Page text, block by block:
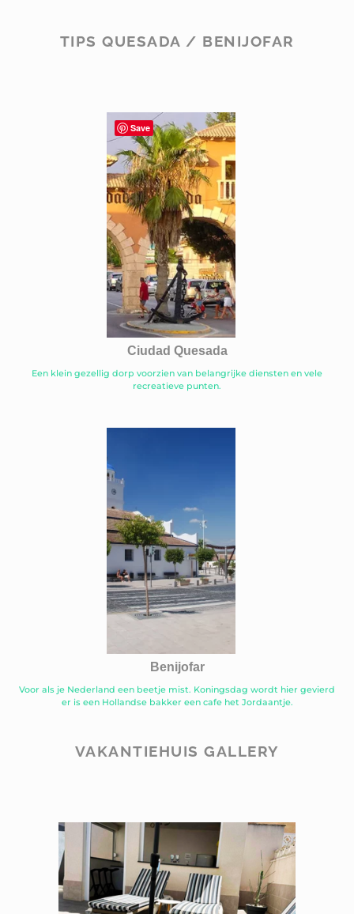
TIPS QUESADA / BENIJOFAR
Ciudad Quesada
Een klein gezellig dorp voorzien van belangrijke diensten en vele
recreatieve punten.
Benijofar
Voor als je Nederland een beetje mist. Koningsdag wordt hier gevierd
er is een Hollandse bakker een cafe het Jordaantje.
VAKANTIEHUIS GALLERY
Save